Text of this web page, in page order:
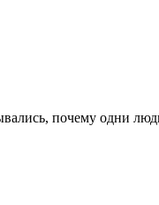
почему одни